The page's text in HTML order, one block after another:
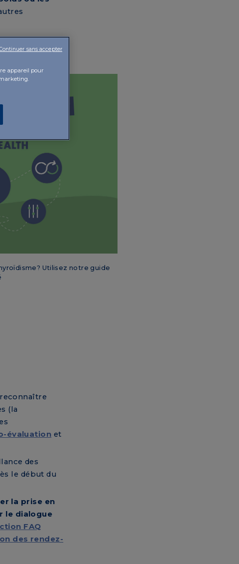
Utilisez notre guide
(la
évaluation et
des
le début du
la prise en
le dialogue
FAQ
des rendez-
appareil pour
sans accepter